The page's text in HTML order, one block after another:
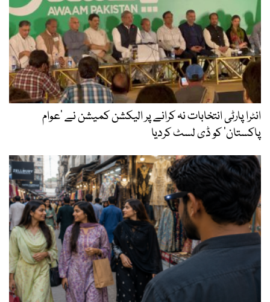
انٹرا پارٹی انتخابات نہ کرانے پر الیکشن کمیشن نے ’عوام
پاکستان‘ کو ڈی لسٹ کردیا